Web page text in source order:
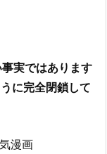
実ではあります
に完全閉鎖して
漫画